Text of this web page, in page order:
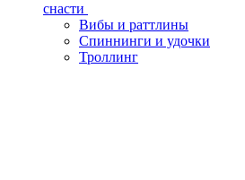
снасти
Вибы и раттлины
Спиннинги и удочки
Троллинг